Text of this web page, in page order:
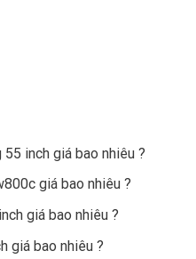
inch giá bao nhiêu ?
giá bao nhiêu ?
giá bao nhiêu ?
giá bao nhiêu ?